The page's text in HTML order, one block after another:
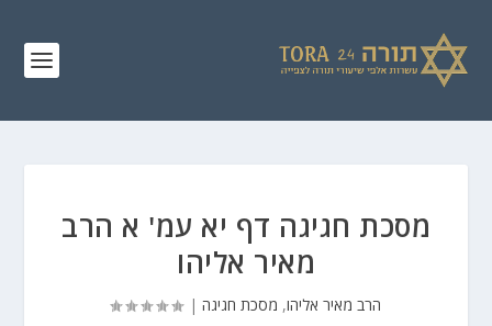
מסכת חגיגה דף יא עמ' א הרב
מאיר אליהו
הרב מאיר אליהו, מסכת חגיגה |